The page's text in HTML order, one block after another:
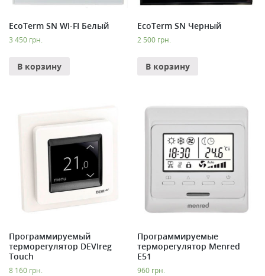
EcoTerm SN WI-FI Белый
3 450 грн.
В корзину
EcoTerm SN Черный
2 500 грн.
В корзину
Программируемый
терморегулятор DEVIreg
Touch
8 160 грн.
Программируемые
терморегулятор Menred
E51
960 грн.